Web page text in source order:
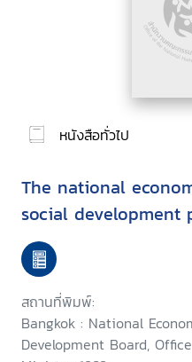
หนังสือทั่วไป
The national
social development
สถานที่พิมพ์:
Bangkok : National
Development Board,